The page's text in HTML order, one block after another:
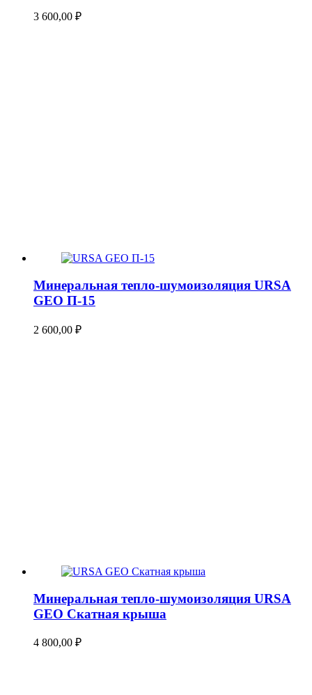
3 600,00 ₽
Минеральная тепло-шумоизоляция URSA
GEO П-15
2 600,00 ₽
Минеральная тепло-шумоизоляция URSA
GEO Скатная крыша
4 800,00 ₽